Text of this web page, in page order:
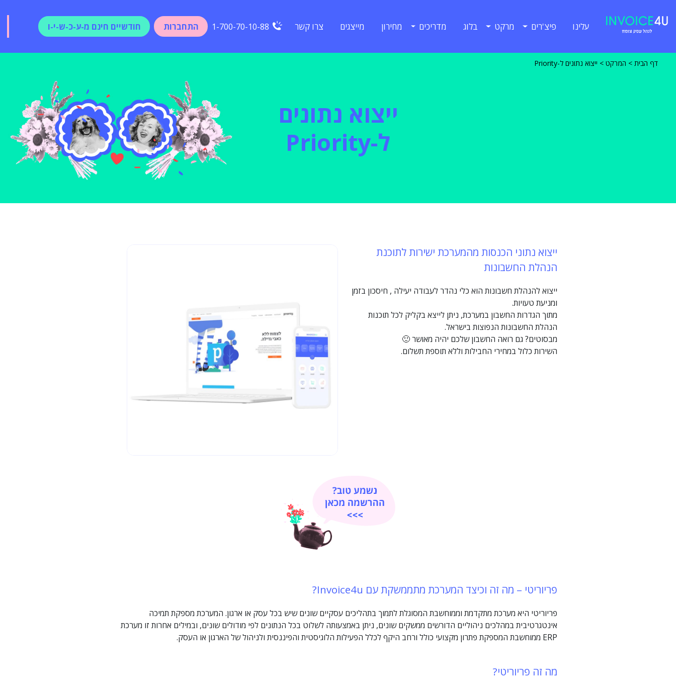
עלינו פיצ'רים מרקט בלוג מדריכים מחירון מייצגים צרו קשר 1-700-70-10-88 התחברות חודשיים חינם מ-ע-כ-ש-י-ו
דף הבית > המרקט > ייצוא נתונים ל-Priority
ייצוא נתונים
ל-Priority
ייצוא נתוני הכנסות מהמערכת ישירות לתוכנת
הנהלת החשבונות
ייצוא להנהלת חשבונות הוא כלי נהדר לעבודה יעילה , חיסכון בזמן
ומניעת טעויות.
מתוך הגדרות החשבון במערכת, ניתן לייצא בקליק לכל תוכנות
הנהלת החשבונות הנפוצות בישראל.
מבסוטים? גם רואה החשבון שלכם יהיה מאושר 🙂
השירות כלול במחירי החבילות וללא תוספת תשלום.
פריוריטי – מה זה וכיצד המערכת מתממשקת עם Invoice4u?
פריוריטי היא מערכת מתקדמת וממוחשבת המסוגלת לתמוך בתהליכים עסקיים שונים שיש בכל עסק או ארגון. המערכת מספקת תמיכה
אינטגרטיבית במהלכים ניהוליים הדורשים ממשקים שונים, ניתן באמצעותה לשלוט בכל הנתונים לפי מודולים שונים, ובמילים אחרות זו מערכת
ERP ממוחשבת המספקת פתרון מקצועי כולל ורחב היקף לכלל הפעילות הלוגיסטית והפיננסית ולניהול של הארגון או העסק.
מה זה פריוריטי?